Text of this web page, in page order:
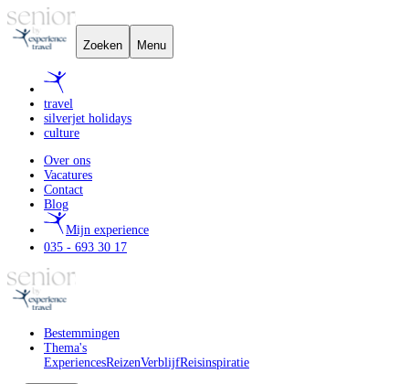
Zoeken Menu
travel
silverjet holidays
culture
Over ons
Vacatures
Contact
Blog
Mijn experience
035 - 693 30 17
Bestemmingen
Thema's
ExperiencesReizenVerblijfReisinspiratie